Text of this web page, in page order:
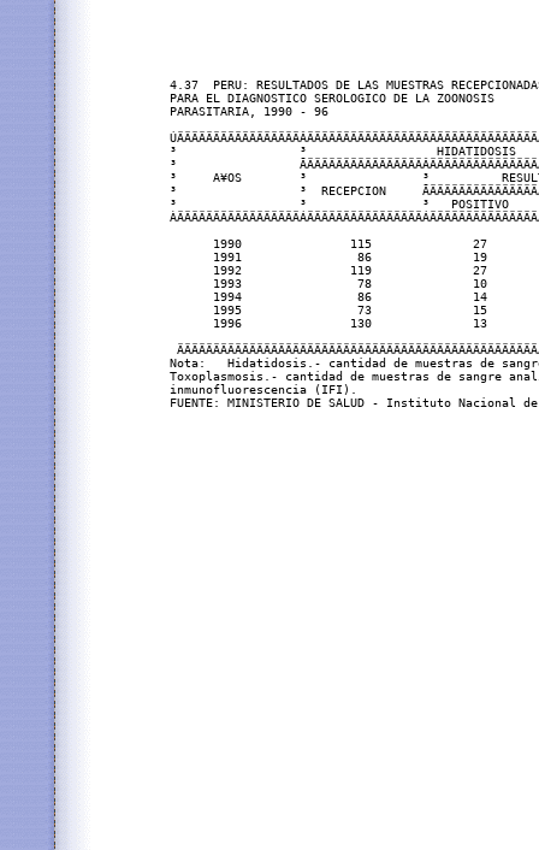
4.37  PERU: RESULTADOS DE LAS MUESTRAS
PARA EL DIAGNOSTICO SEROLOGICO DE LA ZOONOSIS
PARASITARIA, 1990 - 96
³                 ³                  HIDATIDOSIS
³
³     A¥OS        ³                ³
³                 ³  RECEPCION
³                 ³                ³
1990               115              27
1991                86              19
1992               119              27
1993                78              10
1994                86              14
1995                73              15
1996               130              13
Nota:   Hidatidosis.- cantidad de muestras de
Toxoplasmosis.- cantidad de muestras de sangre
inmunofluorescencia (IFI).